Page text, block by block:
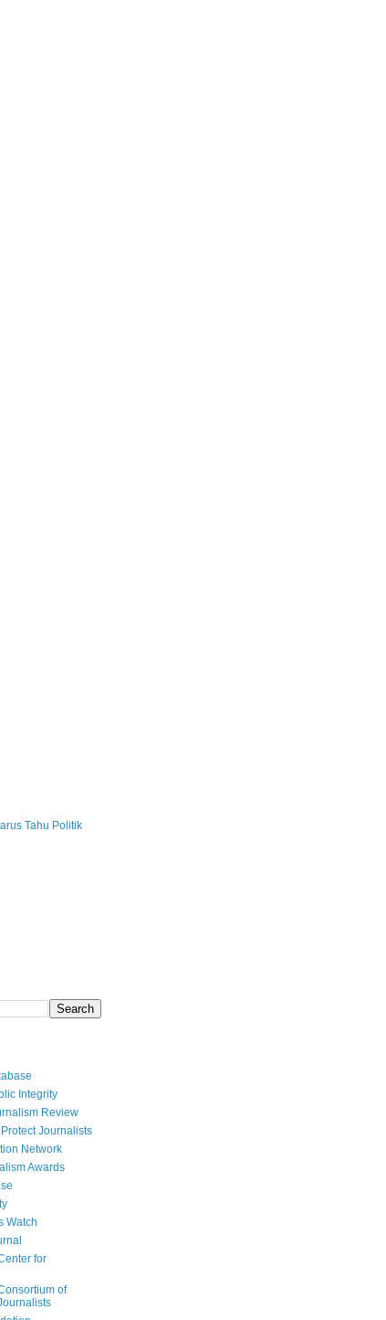
Tahu Politik
Integrity
Review
Journalists
Network
Awards
Watch
for
of